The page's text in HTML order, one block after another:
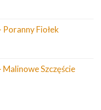
Poranny Fiołek
Malinowe Szczęście